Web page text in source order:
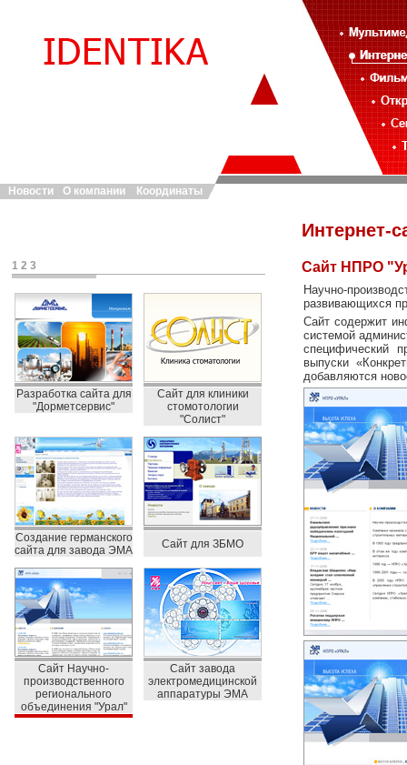
Новости О компании Координаты
Интернет-
1 2 3 Сайт НПРО
Разработка сайта для
"Дорметсервис"
Сайт для клиники
стомотологии
"Солист"
Создание германского
сайта для завода ЭМА
Сайт для ЗБМО
Сайт Научно-
производственного
регионального
объединения "Урал"
Сайт завода
электромедицинской
аппаратуры ЭМА
Научно-
развивающихся
Сайт содержит
системой
специфический
выпуски
добавляются